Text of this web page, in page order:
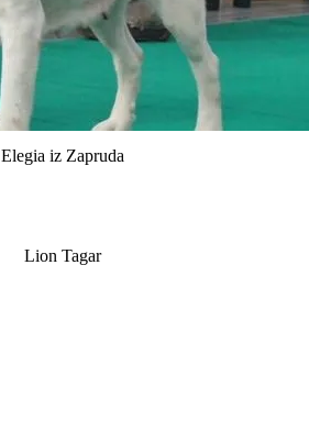
Elegia iz Zapruda
Lion Tagar